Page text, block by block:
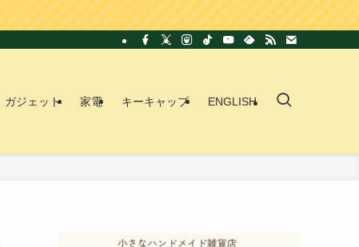
ガジェット 家電 キーキャップ ENGLISH